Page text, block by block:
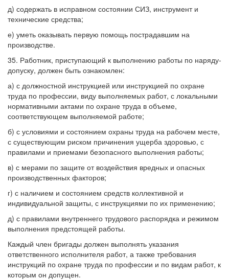
д) содержать в исправном состоянии СИЗ, инструмент и
технические средства;
е) уметь оказывать первую помощь пострадавшим на
производстве.
35. Работник, приступающий к выполнению работы по наряду-
допуску, должен быть ознакомлен:
а) с должностной инструкцией или инструкцией по охране
труда по профессии, виду выполняемых работ, с локальными
нормативными актами по охране труда в объеме,
соответствующем выполняемой работе;
б) с условиями и состоянием охраны труда на рабочем месте,
с существующим риском причинения ущерба здоровью, с
правилами и приемами безопасного выполнения работы;
в) с мерами по защите от воздействия вредных и опасных
производственных факторов;
г) с наличием и состоянием средств коллективной и
индивидуальной защиты, с инструкциями по их применению;
д) с правилами внутреннего трудового распорядка и режимом
выполнения предстоящей работы.
Каждый член бригады должен выполнять указания
ответственного исполнителя работ, а также требования
инструкций по охране труда по профессии и по видам работ, к
которым он допущен.